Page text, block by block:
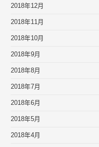
2018年12月
2018年11月
2018年10月
2018年9月
2018年8月
2018年7月
2018年6月
2018年5月
2018年4月